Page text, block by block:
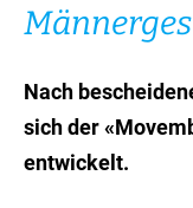
Nach
sich der
entwickelt.